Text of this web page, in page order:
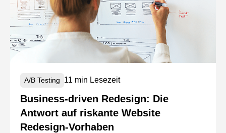
A/B Testing 11 min Lesezeit
Business-driven Redesign: Die
Antwort auf riskante Website
Redesign-Vorhaben